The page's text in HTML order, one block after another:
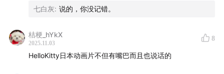
链接直达 声动商务会客厅
business@shengfm.cn
七白灰: 说的，你没记错。
桔梗_hYkX
2025.11.03
8
HelloKitty日本动画片不但有嘴巴而且也说话的